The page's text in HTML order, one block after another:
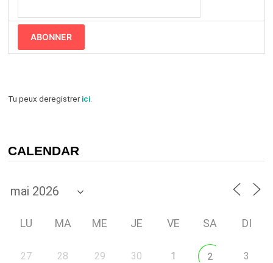
ABONNER
Tu peux deregistrerici.
CALENDAR
LU MA ME JE VE SA DI
27 28 29 30 1 2 3